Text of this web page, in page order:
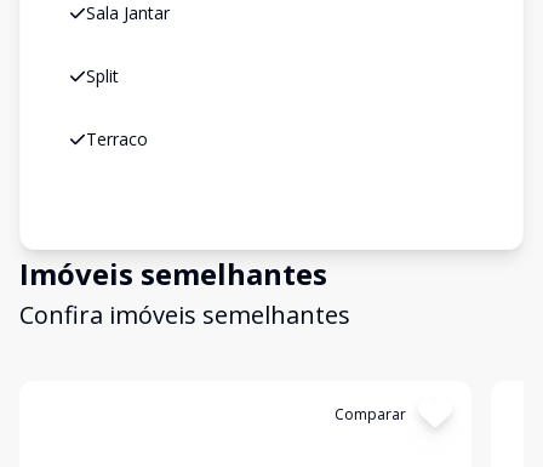
Sala Jantar
Split
Terraco
Imóveis semelhantes
Confira imóveis semelhantes
Comparar